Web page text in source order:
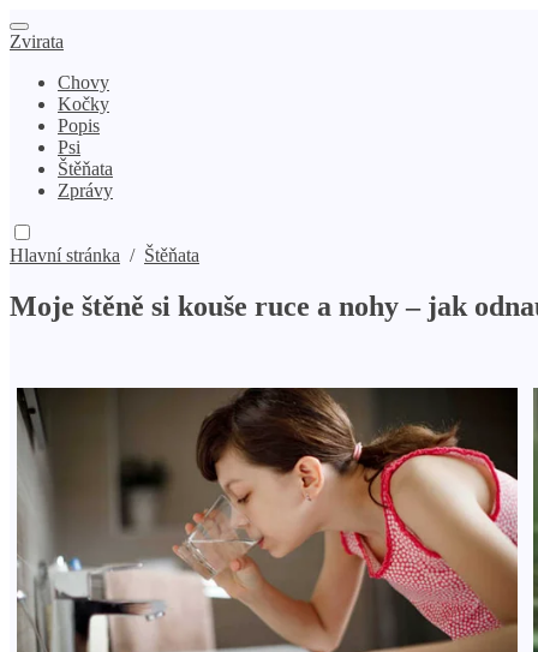
Zvirata
Chovy
Kočky
Popis
Psi
Štěňata
Zprávy
Hlavní stránka / Štěňata
Moje štěně si kouše ruce a nohy – jak